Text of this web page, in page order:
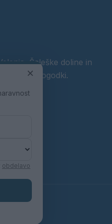
Šaleške doline in
kultura, dogodki.
×
obdelavo